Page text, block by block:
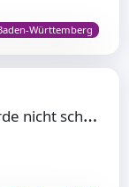
Württemberg
F
ilm-und Diskussionsabend „Ich werde nicht schweigen“